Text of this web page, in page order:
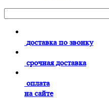
доставка по звонку
срочная доставка
оплата
на сайте